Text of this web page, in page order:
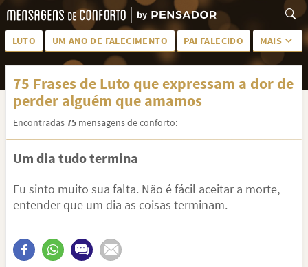
LUTO UM ANO DE FALECIMENTO PAI FALECIDO MAIS
LUTO PARA AMIGA PALAVRAS
SAUDADES DA MÃE
PÊSAMES PARA AMIGA
MEUS SENTIMENTOS PÊSAMES PARA AMIGO
FRASES DE LUTO PARA AMIGO
TODAS AS CATEGORIAS
75 Frases de Luto que expressam a dor de
perder alguém que amamos
Encontradas75 mensagens de conforto:
Um dia tudo termina
Eu sinto muito sua falta. Não é fácil aceitar a morte,
entender que um dia as coisas terminam.